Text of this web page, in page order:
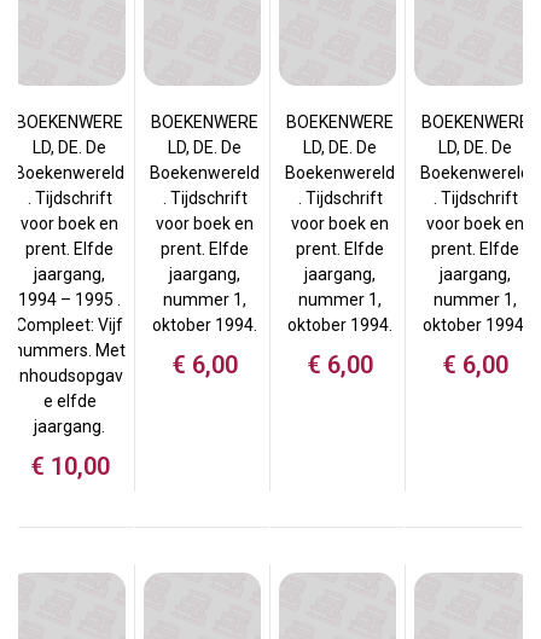
BOEKENWERE
LD, DE. De
Boekenwereld
. Tijdschrift
voor boek en
prent. Elfde
jaargang,
1994 – 1995 .
Compleet: Vijf
nummers. Met
inhoudsopgav
e elfde
jaargang.
€ 10,00
BOEKENWERE
LD, DE. De
Boekenwereld
. Tijdschrift
voor boek en
prent. Elfde
jaargang,
nummer 1,
oktober 1994.
€ 6,00
BOEKENWERE
LD, DE. De
Boekenwereld
. Tijdschrift
voor boek en
prent. Elfde
jaargang,
nummer 1,
oktober 1994.
€ 6,00
BOEKENWERE
LD, DE. De
Boekenwereld
. Tijdschrift
voor boek en
prent. Elfde
jaargang,
nummer 1,
oktober 1994.
€ 6,00